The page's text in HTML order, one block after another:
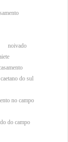
noivado
do sul
no campo
do campo